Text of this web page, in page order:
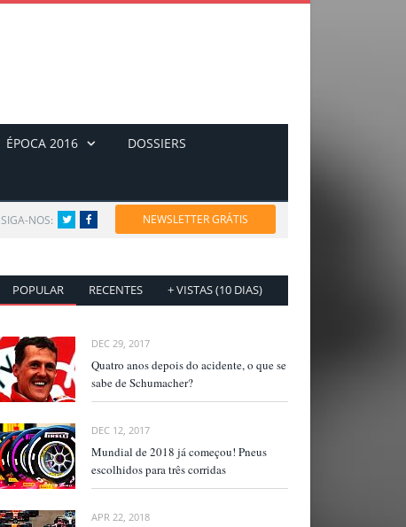
ÉPOCA 2016 DOSSIERS
SIGA-NOS: TwitterFacebook NEWSLETTER GRÁTIS
POPULAR RECENTES + VISTAS (10 DIAS)
DEC 29, 2017
Quatro anos depois do acidente, o que se
sabe de Schumacher?
DEC 12, 2017
Mundial de 2018 já começou! Pneus
escolhidos para três corridas
APR 22, 2018